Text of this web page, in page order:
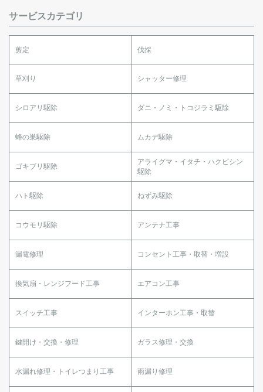
サービスカテゴリ
剪定 伐採
草刈り シャッター修理
シロアリ駆除 ダニ・ノミ・トコジラミ駆除
蜂の巣駆除 ムカデ駆除
ゴキブリ駆除
アライグマ・イタチ・ハクビシン
駆除
ハト駆除 ねずみ駆除
コウモリ駆除 アンテナ工事
漏電修理 コンセント工事・取替・増設
換気扇・レンジフード工事 エアコン工事
スイッチ工事 インターホン工事・取替
鍵開け・交換・修理 ガラス修理・交換
水漏れ修理・トイレつまり工事 雨漏り修理